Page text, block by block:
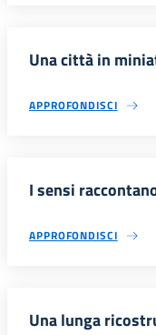
Una città in
APPROFONDISCI
I sensi
APPROFONDISCI
Una lunga